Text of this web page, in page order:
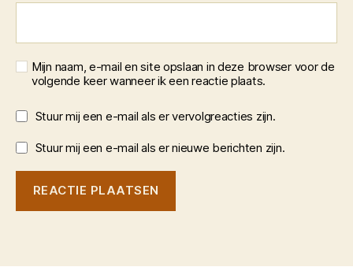
Mijn naam, e-mail en site opslaan in deze browser voor de
volgende keer wanneer ik een reactie plaats.
Stuur mij een e-mail als er vervolgreacties zijn.
Stuur mij een e-mail als er nieuwe berichten zijn.